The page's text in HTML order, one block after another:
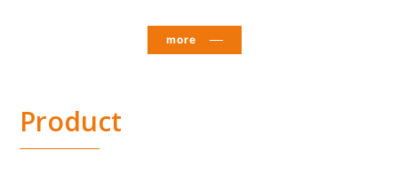
more
Product